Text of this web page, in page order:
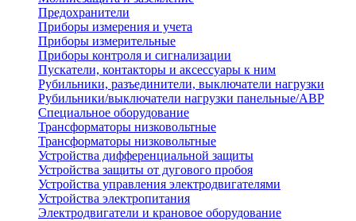
Предохранители
Приборы измерения и учета
Приборы измерительные
Приборы контроля и сигнализации
Пускатели, контакторы и аксессуары к ним
Рубильники, разъединители, выключатели нагрузки
Рубильники/выключатели нагрузки панельные/АВР
Специальное оборудование
Трансформаторы низковольтные
Трансформаторы низковольтные
Устройства дифференциальной защиты
Устройства защиты от дугового пробоя
Устройства управления электродвигателями
Устройства электропитания
Электродвигатели и крановое оборудование